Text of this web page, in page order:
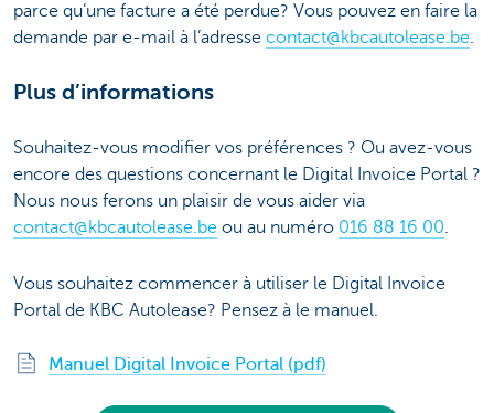
parce qu’une facture a été perdue? Vous pouvez en faire la
demande par e-mail à l’adresse contact@kbcautolease.be.
Plus d’informations
Souhaitez-vous modifier vos préférences ? Ou avez-vous
encore des questions concernant le Digital Invoice Portal ?
Nous nous ferons un plaisir de vous aider via
contact@kbcautolease.be ou au numéro 016 88 16 00.
Vous souhaitez commencer à utiliser le Digital Invoice
Portal de KBC Autolease? Pensez à le manuel.
Manuel Digital Invoice Portal (pdf)